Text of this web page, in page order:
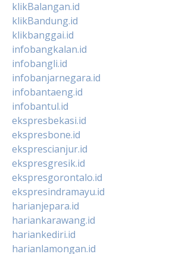
klikBalangan.id
klikBandung.id
klikbanggai.id
infobangkalan.id
infobangli.id
infobanjarnegara.id
infobantaeng.id
infobantul.id
ekspresbekasi.id
ekspresbone.id
eksprescianjur.id
ekspresgresik.id
ekspresgorontalo.id
ekspresindramayu.id
harianjepara.id
hariankarawang.id
hariankediri.id
harianlamongan.id